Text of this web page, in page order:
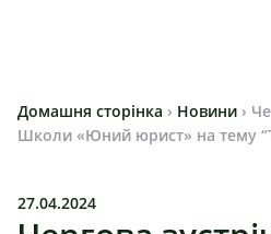
Домашня сторінка › Новини ›
Школи «Юний юрист» на тему
27.04.2024